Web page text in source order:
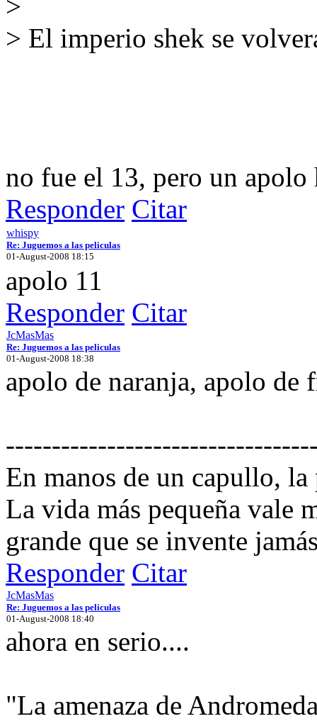
> El imperio shek se
no fue el 13, pero un apolo
Responder Citar
whispy
Re: Juguemos a las peliculas
01-August-2008 18:15
apolo 11
Responder Citar
JcMasMas
Re: Juguemos a las peliculas
01-August-2008 18:38
apolo de naranja, apolo de
En manos de un capullo,
La vida más pequeña vale
grande que se invente
Responder Citar
JcMasMas
Re: Juguemos a las peliculas
01-August-2008 18:40
ahora en serio....
"La amenaza de